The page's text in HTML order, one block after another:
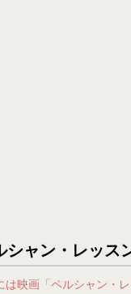
シャン・レッス
は映画「ペルシャン・